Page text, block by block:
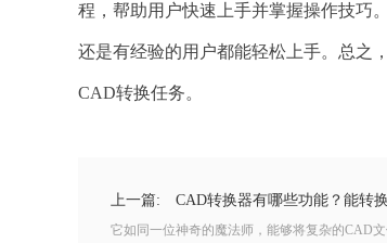
程，帮助用户快速上手并掌握操作技巧
还是有经验的用户都能轻松上手。总之
CAD转换任务。
上一篇: CAD转换器有哪些功能？能转
它如同一位神奇的魔法师，能够将复杂的CAD